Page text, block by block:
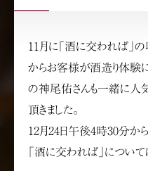
11月に「酒に交われば」の
からお客様が酒造り体験
の神尾佑さんも一緒に人
頂きました。
12月24日午後4時30分から
「酒に交われば」について